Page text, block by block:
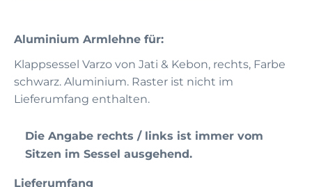
Aluminium Armlehne für:
Klappsessel Varzo von Jati & Kebon, rechts, Farbe
schwarz. Aluminium. Raster ist nicht im
Lieferumfang enthalten.
Die Angabe rechts / links ist immer vom
Sitzen im Sessel ausgehend.
Lieferumfang